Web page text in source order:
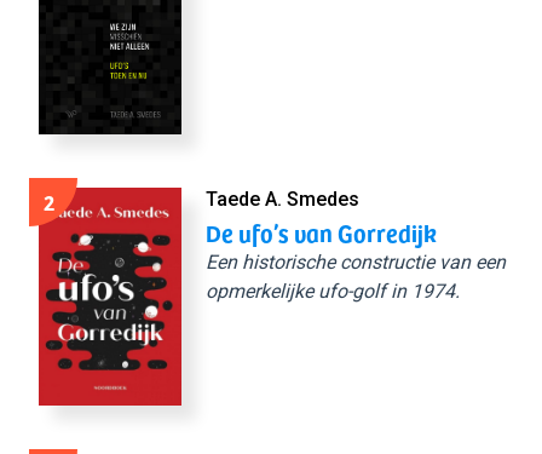
2 Taede A. Smedes
De ufo’s van Gorredijk
Een historische constructie van een
opmerkelijke ufo-golf in 1974.